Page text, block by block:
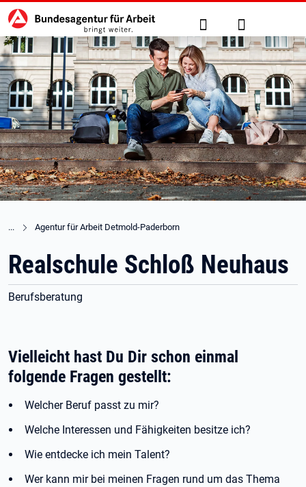
zu den Hauptinhalten springen
Hauptnavigation Suche Anmelden
Agentur für Arbeit Detmold-Paderborn
Realschule Schloß Neuhaus
Berufsberatung
Vielleicht hast Du Dir schon einmal
folgende Fragen gestellt:
Welcher Beruf passt zu mir?
Welche Interessen und Fähigkeiten besitze ich?
Wie entdecke ich mein Talent?
Wer kann mir bei meinen Fragen rund um das Thema